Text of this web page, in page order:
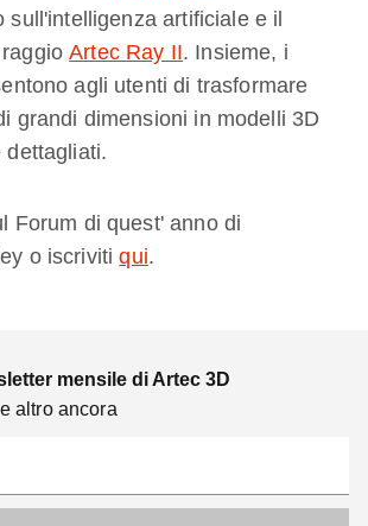
sull'intelligenza artificiale e il
raggioArtec Ray II. Insieme, i
agli utenti di trasformare
grandi dimensioni in modelli 3D
dettagliati.
Forum di quest' anno di
o iscrivitiqui.
mensile di Artec 3D
altro ancora